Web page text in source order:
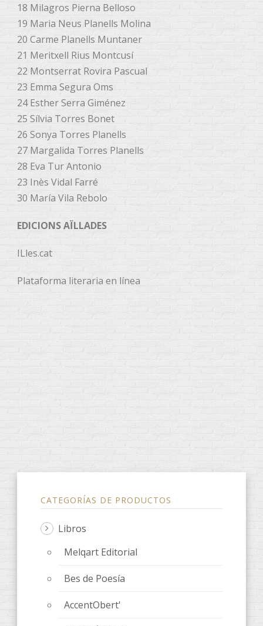
18 Milagros Pierna Belloso
19 Maria Neus Planells Molina
20 Carme Planells Muntaner
21 Meritxell Rius Montcusí
22 Montserrat Rovira Pascual
23 Emma Segura Oms
24 Esther Serra Giménez
25 Sílvia Torres Bonet
26 Sonya Torres Planells
27 Margalida Torres Planells
28 Eva Tur Antonio
23 Inès Vidal Farré
30 María Vila Rebolo
EDICIONS AÏLLADES
ILles.cat
Plataforma literaria en línea
CATEGORÍAS DE PRODUCTOS
Libros
Melqart Editorial
Bes de Poesía
AccentObert'